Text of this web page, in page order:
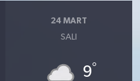
24 MART
SALI
9°